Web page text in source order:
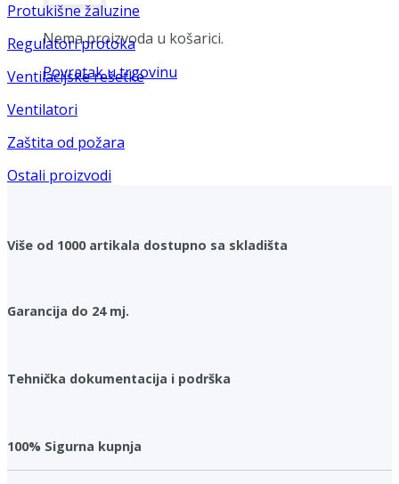
Nema proizvoda u košarici.
Povratak u trgovinu
Protukišne žaluzine
Regulatori protoka
Ventilacijske rešetke
Ventilatori
Zaštita od požara
Ostali proizvodi
Više od 1000 artikala dostupno sa skladišta
Garancija do 24 mj.
Tehnička dokumentacija i podrška
100% Sigurna kupnja